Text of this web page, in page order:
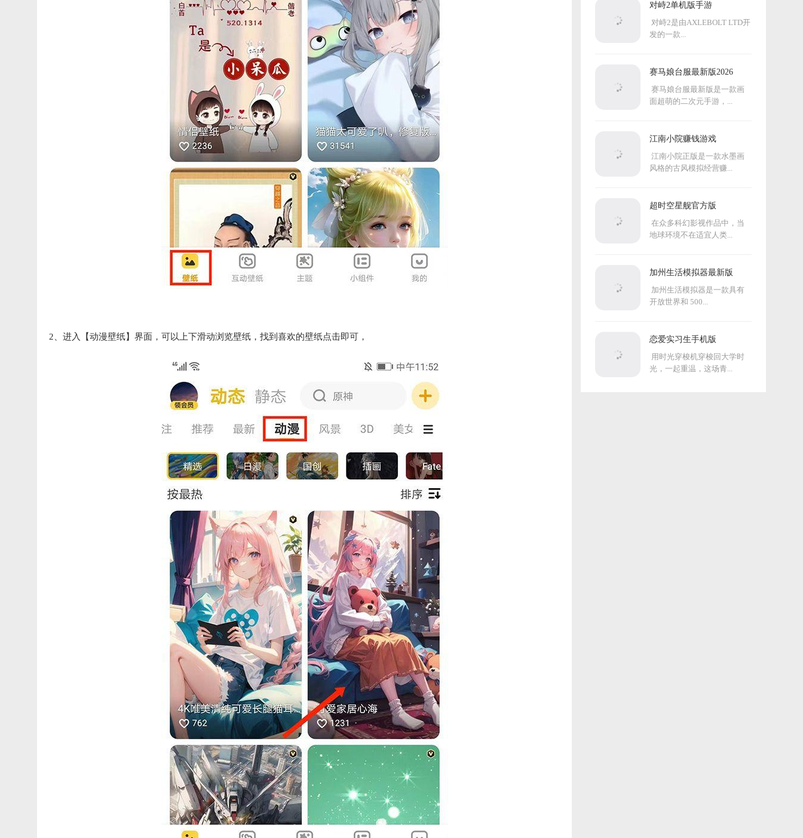
2、进入【动漫壁纸】界面，可以上下滑动浏览壁纸，找到喜欢的壁纸点击即可，
对峙2单机版手游
对峙2是由AXLEBOLT LTD开
发的一款...
赛马娘台服最新版2026
赛马娘台服最新版是一款画
面超萌的二次元手游，...
江南小院赚钱游戏
江南小院正版是一款水墨画
风格的古风模拟经营赚...
超时空星舰官方版
在众多科幻影视作品中，当
地球环境不在适宜人类...
加州生活模拟器最新版
加州生活模拟器是一款具有
开放世界和 500...
恋爱实习生手机版
用时光穿梭机穿梭回大学时
光，一起重温，这场青...